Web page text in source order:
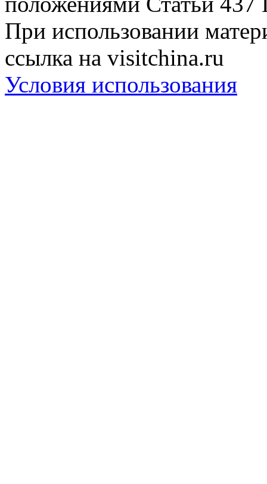
При использовании
ссылка на visitchina.ru
Условия использования